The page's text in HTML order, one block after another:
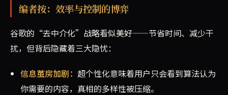
编者按：效率与控制的博弈
谷歌的“去中介化”战略看似美好——节省时间、减少干
扰，但背后隐藏着三大隐忧：
信息茧房加剧： 超个性化意味着用户只会看到算法认为
你需要的内容，真相的多样性被压缩。